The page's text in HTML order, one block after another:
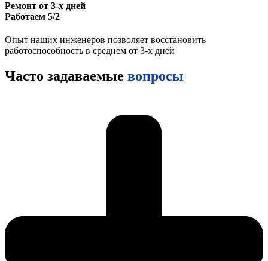
Ремонт от 3-х дней
Работаем 5/2
Опыт наших инженеров позволяет восстановить
работоспособность в среднем от 3-х дней
Часто задаваемые вопросы